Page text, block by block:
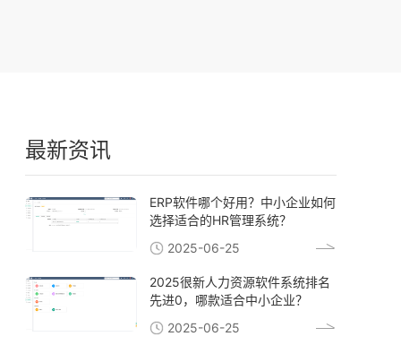
最新资讯
ERP软件哪个好用？中小企业如何
选择适合的HR管理系统？
2025-06-25
2025很新人力资源软件系统排名
先进0，哪款适合中小企业？
2025-06-25